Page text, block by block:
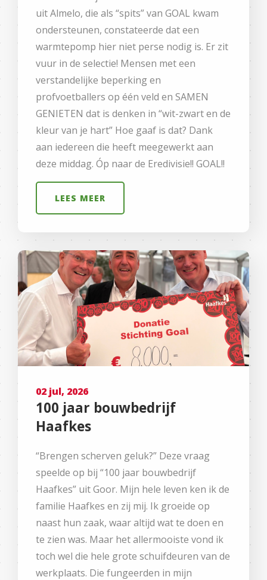
uit Almelo, die als “spits” van GOAL kwam
ondersteunen, constateerde dat een
warmtepomp hier niet perse nodig is. Er zit
vuur in de selectie! Mensen met een
verstandelijke beperking en
profvoetballers op één veld en SAMEN
GENIETEN dat is denken in “wit-zwart en de
kleur van je hart” Hoe gaaf is dat? Dank
aan iedereen die heeft meegewerkt aan
deze middag. Óp naar de Eredivisie!! GOAL!!
LEES MEER
02 jul, 2026
100 jaar bouwbedrijf
Haafkes
“Brengen scherven geluk?” Deze vraag
speelde op bij “100 jaar bouwbedrijf
Haafkes” uit Goor. Mijn hele leven ken ik de
familie Haafkes en zij mij. Ik groeide op
naast hun zaak, waar altijd wat te doen en
te zien was. Maar het allermooiste vond ik
toch wel die hele grote schuifdeuren van de
werkplaats. Die fungeerden in mijn